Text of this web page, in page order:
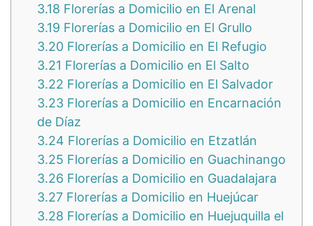
3.18 Florerías a Domicilio en El Arenal
3.19 Florerías a Domicilio en El Grullo
3.20 Florerías a Domicilio en El Refugio
3.21 Florerías a Domicilio en El Salto
3.22 Florerías a Domicilio en El Salvador
3.23 Florerías a Domicilio en Encarnación
de Díaz
3.24 Florerías a Domicilio en Etzatlán
3.25 Florerías a Domicilio en Guachinango
3.26 Florerías a Domicilio en Guadalajara
3.27 Florerías a Domicilio en Huejúcar
3.28 Florerías a Domicilio en Huejuquilla el